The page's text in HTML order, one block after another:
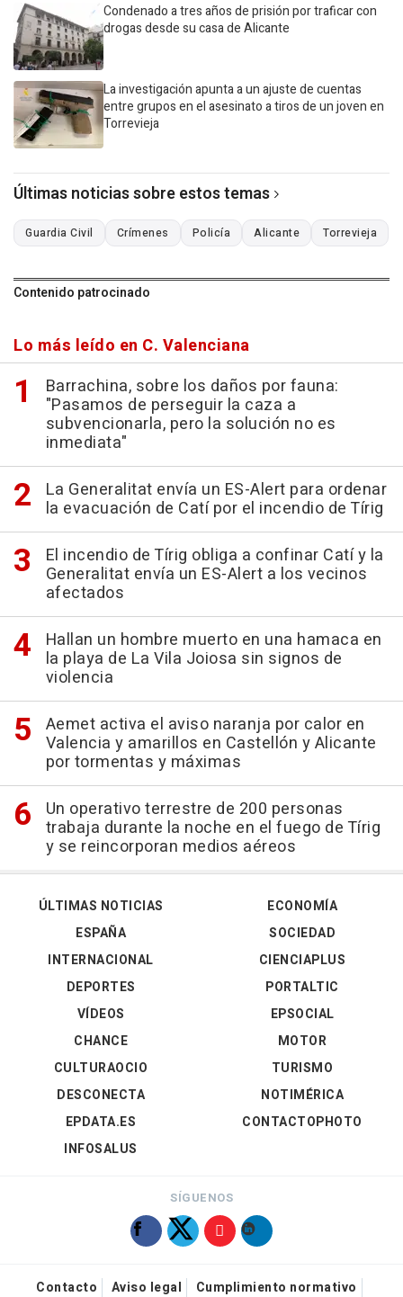
Condenado a tres años de prisión por traficar con
drogas desde su casa de Alicante
La investigación apunta a un ajuste de cuentas
entre grupos en el asesinato a tiros de un joven en
Torrevieja
Últimas noticias sobre estos temas
Guardia Civil Crímenes Policía Alicante Torrevieja
Contenido patrocinado
Lo más leído en C. Valenciana
Barrachina, sobre los daños por fauna:
"Pasamos de perseguir la caza a
subvencionarla, pero la solución no es
inmediata"
La Generalitat envía un ES-Alert para ordenar
la evacuación de Catí por el incendio de Tírig
El incendio de Tírig obliga a confinar Catí y la
Generalitat envía un ES-Alert a los vecinos
afectados
Hallan un hombre muerto en una hamaca en
la playa de La Vila Joiosa sin signos de
violencia
Aemet activa el aviso naranja por calor en
Valencia y amarillos en Castellón y Alicante
por tormentas y máximas
Un operativo terrestre de 200 personas
trabaja durante la noche en el fuego de Tírig
y se reincorporan medios aéreos
ÚLTIMAS NOTICIAS
ESPAÑA
INTERNACIONAL
DEPORTES
VÍDEOS
ECONOMÍA
SOCIEDAD
CIENCIAPLUS
PORTALTIC
EPSOCIAL
CHANCE
CULTURAOCIO
DESCONECTA
EPDATA.ES
INFOSALUS
MOTOR
TURISMO
NOTIMÉRICA
CONTACTOPHOTO
SÍGUENOS
Contacto Aviso legal Cumplimiento normativo